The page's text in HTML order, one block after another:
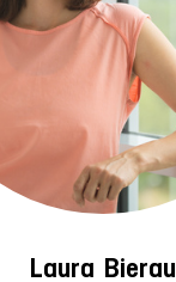
Laura Bierau